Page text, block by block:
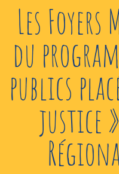
Les
du
publics
justice